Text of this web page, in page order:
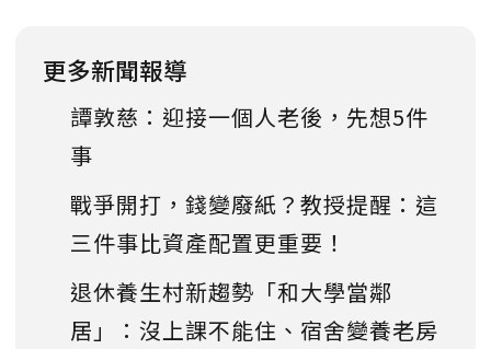
更多新聞報導
譚敦慈：迎接一個人老後，先想5件
事
戰爭開打，錢變廢紙？教授提醒：這
三件事比資產配置更重要！
退休養生村新趨勢「和大學當鄰
居」：沒上課不能住、宿舍變養老房